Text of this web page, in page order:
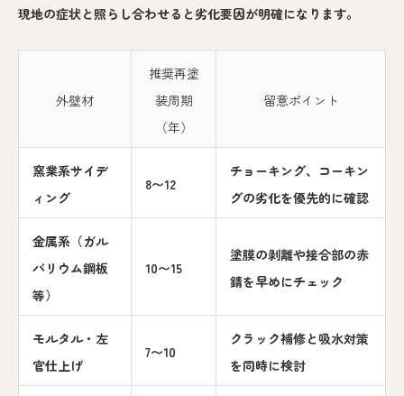
現地の症状と照らし合わせると劣化要因が明確になります。
外壁材
推奨再塗
装周期
（年）
留意ポイント
窯業系サイデ
ィング
8〜12
チョーキング、コーキン
グの劣化を優先的に確認
金属系（ガル
バリウム鋼板
等）
10〜15
塗膜の剥離や接合部の赤
錆を早めにチェック
モルタル・左
官仕上げ
7〜10
クラック補修と吸水対策
を同時に検討